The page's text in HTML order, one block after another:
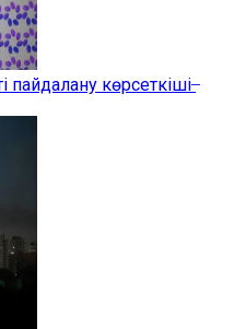
пайдалану көрсеткіші